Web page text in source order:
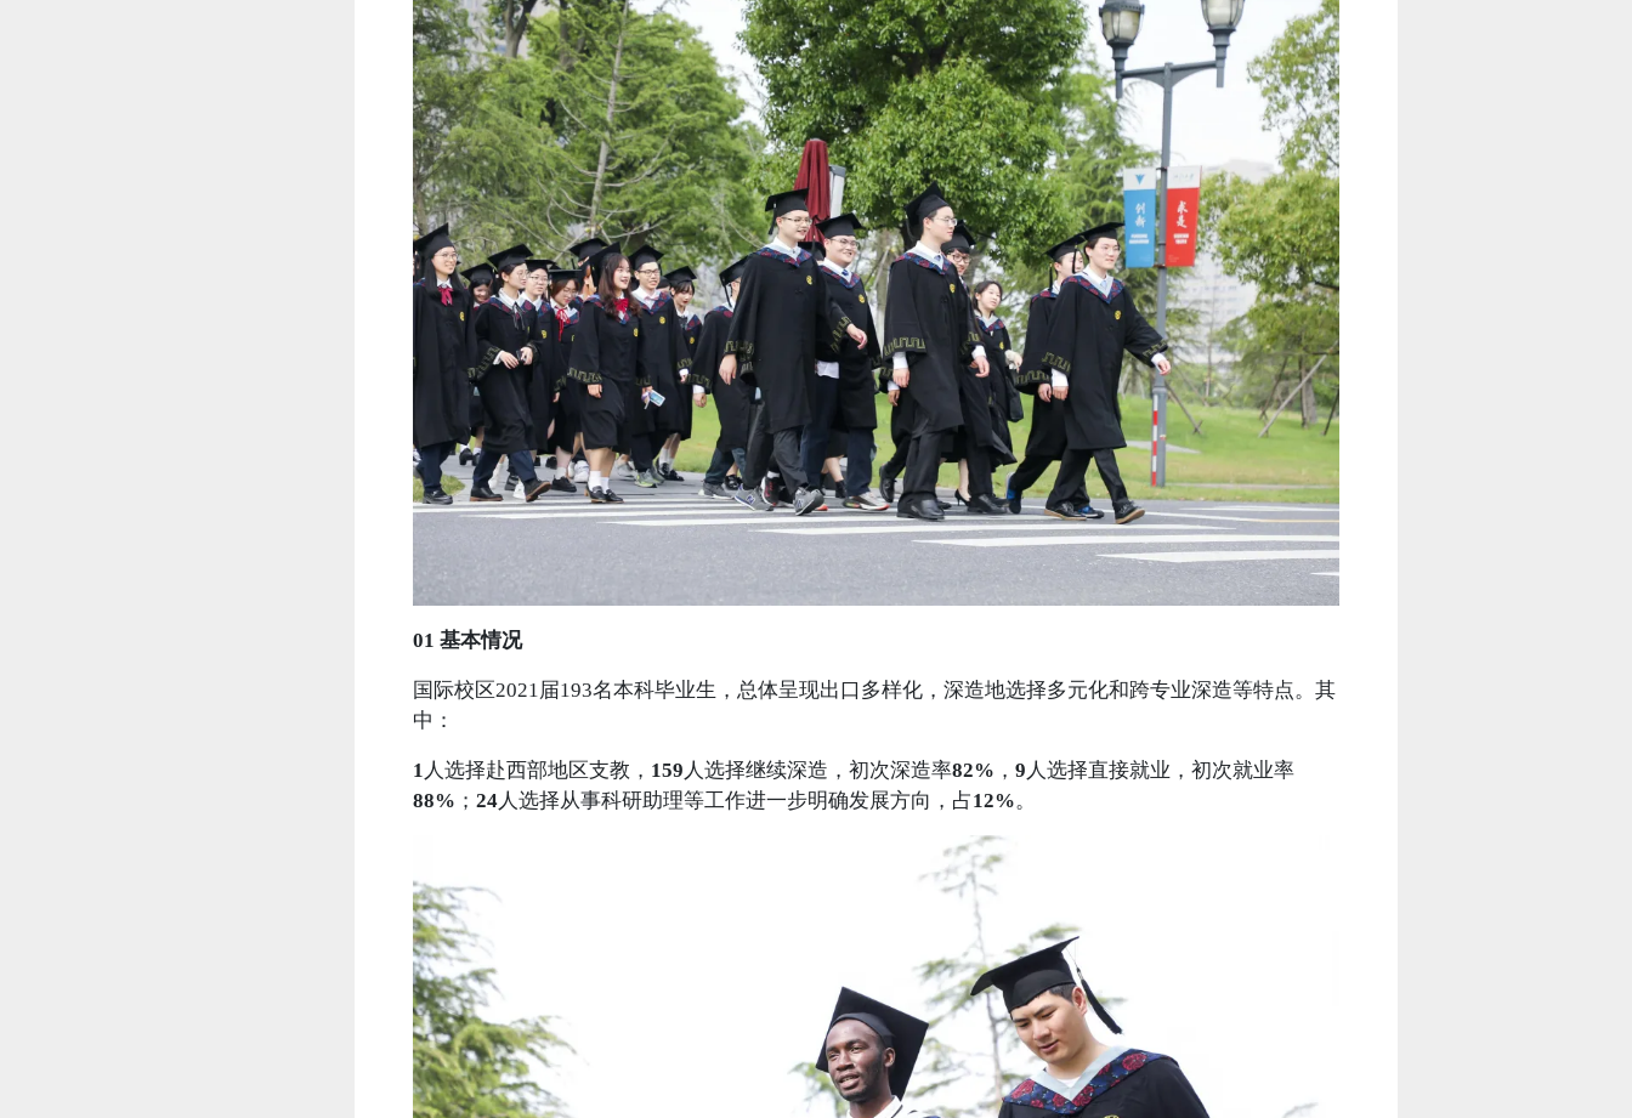
01 基本情况
国际校区2021届193名本科毕业生，总体呈现出口多样化，深造地选择多元化和跨专业深造等特点。其
中：
1 人选择赴西部地区支教， 159 人选择继续深造，初次深造率82% ， 9 人选择直接就业，初次就业率
88% ； 24人选择从事科研助理等工作进一步明确发展方向，占12%。